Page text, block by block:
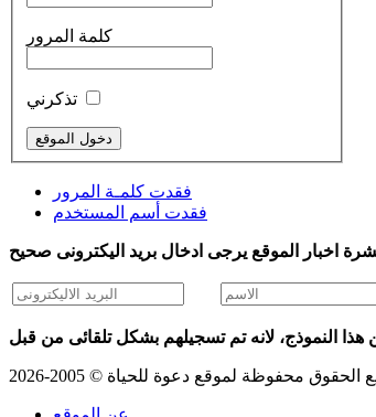
كلمة المرور
فقدت كلمـة المرور
فقدت أسم المستخدم
هذا النموذج، لانه تم تسجيلهم بشكل تلقائى من قبل
الحقوق محفوظة لموقع دعوة للحياة © 2005-2026